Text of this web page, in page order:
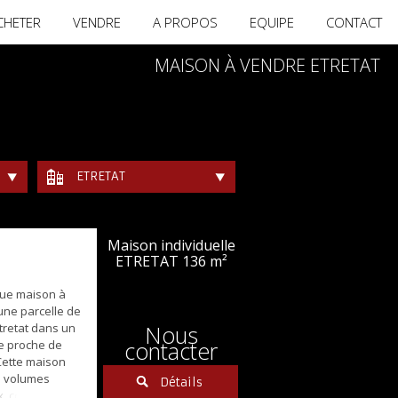
VENDRE A PROPOS EQUIPE CONTACT
MAISON À VENDRE ETRETAT
ETRETAT
maison à
parcelle de
dans un
proche de
maison
Maison individuelle
ETRETAT 136 m²
Nous
contacter
Détails